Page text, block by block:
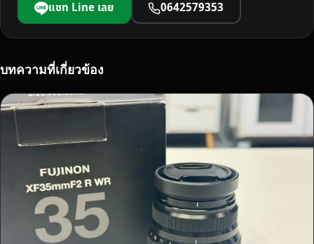
ใ
ห้
ร
ค
พิ
จ่
า
ย
ส
ด
แชท Line เลย 0642579353
บทความที่เกี่ยวข้อง